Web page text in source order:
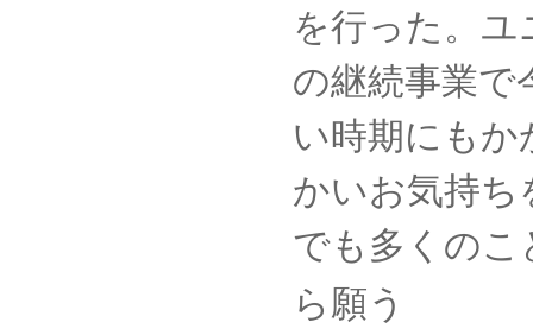
を行った。ユ
の継続事業で
い時期にもか
かいお気持ち
でも多くの
ら願う